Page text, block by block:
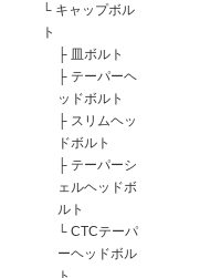
└ キャップボル
ト
├ 皿ボルト
├ テーパーヘ
ッドボルト
├ スリムヘッ
ドボルト
├ テーパーシ
ェルヘッドボ
ルト
└ CTCテーパ
ーヘッドボル